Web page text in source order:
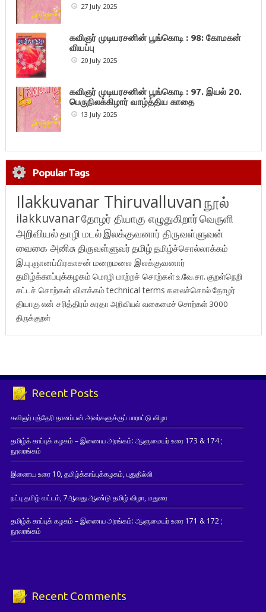
27 July 2025
கவிஞர் முடியரசனின் பூங்கொடி : 98: கோமகன்
வியப்பு
20 July 2025
கவிஞர் முடியரசனின் பூங்கொடி : 97. இயல் 20.
பெருநிலக்கிழார் வாழ்த்திய காதை
13 July 2025
Popular Tags
Ilakkuvanar Thiruvalluvanநூல்
ilakkuvanarதோழர் தியாகு எழுதுகிறார்வெருளி
அறிவியல்தாழி மடல்இலக்குவனார் திருவள்ளுவன்
வைகை அனிசுதிருவள்ளுவர்தமிழ்தமிழ்ச்சொல்லாக்கம்
இ.பு.ஞானப்பிரகாசன் மறைமலை இலக்குவனார்
தமிழ்க்காப்புக்கழகம் மொழி மாற்றச் சொற்கள்உ.வே.சா. குறள்நெறி
சட்டச் சொற்கள் விளக்கம்technical terms கலைச்சொல்தோழர்
தியாகுஎன் சரித்திரம்சுரதாஅறிவியல் வகைமைச் சொற்கள் 3000
திருக்குறள்
Recent Posts
கவிஞர் புத்தேரி தானப்பன் அவர்களுக்குப் பாராட்டு விழா
தமிழ்க் காப்புக் கழகம் – இணைய அரங்கம்: ஆளுமையர் உரை 173 & 174 ;
நூலரங்கம்
இணைய உரை 10, தமிழ்க்காப்புக்கழகம், புதுதில்லி
நட்பு தமிழ் வட்டம், 7ஆவது ஆண்டு தமிழ் விழா, மதுரை
தமிழ்க் காப்புக் கழகம் – இணைய அரங்கம்: ஆளுமையர் உரை 171 & 172 ;
நூலரங்கம்
Recent Comments